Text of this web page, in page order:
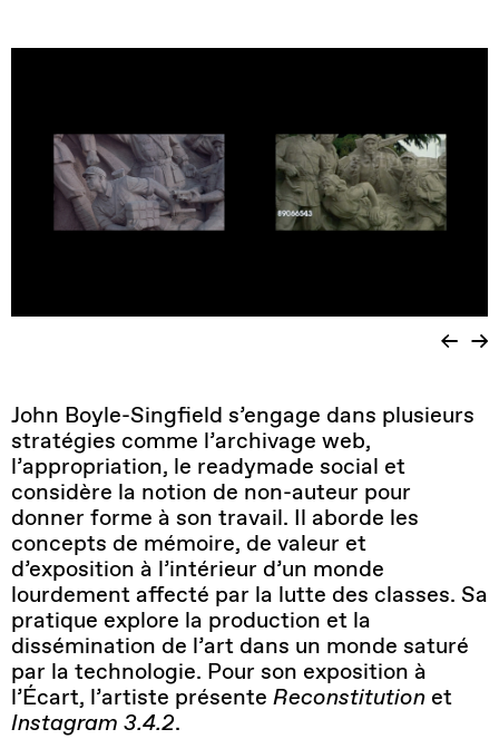
John Boyle-Singfield s’engage dans plusieurs
stratégies comme l’archivage web,
l’appropriation, le readymade social et
considère la notion de non-auteur pour
donner forme à son travail. Il aborde les
concepts de mémoire, de valeur et
d’exposition à l’intérieur d’un monde
lourdement affecté par la lutte des classes. Sa
pratique explore la production et la
dissémination de l’art dans un monde saturé
par la technologie. Pour son exposition à
l’Écart, l’artiste présente Reconstitution et
Instagram 3.4.2.